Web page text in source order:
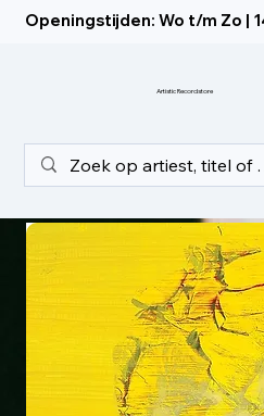
Openingstijden: Wo t/m Zo |
Artistic Recordstore